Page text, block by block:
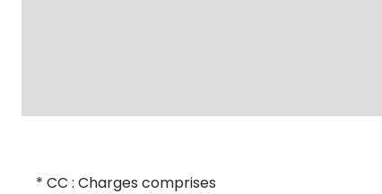
* CC : Charges comprises